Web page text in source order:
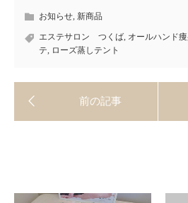
お知らせ 新商品
エステサロン つくば オールハンド
テ
ローズ蒸しテント